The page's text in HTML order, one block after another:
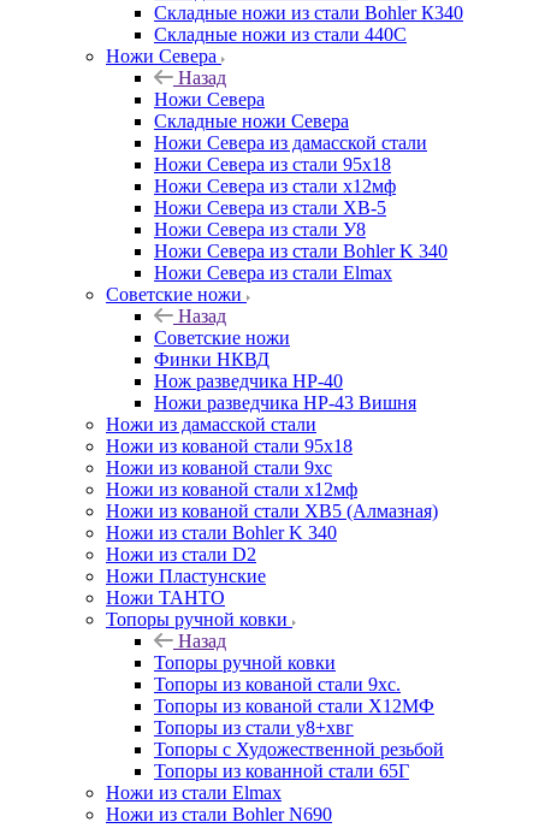
Складные ножи из стали Bohler К340
Складные ножи из стали 440С
Ножи Севера
Назад
Ножи Севера
Складные ножи Севера
Ножи Севера из дамасской стали
Ножи Севера из стали 95х18
Ножи Севера из стали х12мф
Ножи Севера из стали ХВ-5
Ножи Севера из стали У8
Ножи Севера из стали Bohler K 340
Ножи Севера из стали Elmax
Советские ножи
Назад
Советские ножи
Финки НКВД
Нож разведчика НР-40
Ножи разведчика НР-43 Вишня
Ножи из дамасской стали
Ножи из кованой стали 95х18
Ножи из кованой стали 9хс
Ножи из кованой стали х12мф
Ножи из кованой стали ХВ5 (Алмазная)
Ножи из стали Bohler K 340
Ножи из стали D2
Ножи Пластунские
Ножи ТАНТО
Топоры ручной ковки
Назад
Топоры ручной ковки
Топоры из кованой стали 9хс.
Топоры из кованой стали Х12МФ
Топоры из стали у8+хвг
Топоры с Художественной резьбой
Топоры из кованной стали 65Г
Ножи из стали Elmax
Ножи из стали Bohler N690